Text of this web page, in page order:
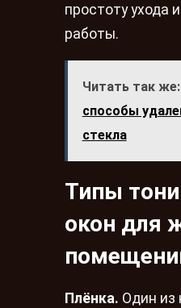
простоту ухода
работы.
Читать так же:
способы
стекла
Типы
окон для
Плёнка. Один из